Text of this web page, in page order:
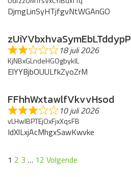
DjmgLinSyHTjfgvNtWGAnGO
zUiYVbxhvaSymEbLTddypP
18 juli 2026
KjNBxGLndeHGOgbyklL
ElYYBjbOUULfkZyoZrM
FFhhWxtawlfVkvvHsod
10 juli 2026
vLHwIBPTEjOxFjxXqsFB
IdXlLxjAcMhgxSawKwvke
Site
Pagina
1 Pagina
2 Pagina
3 … Pagina
12 Volgende